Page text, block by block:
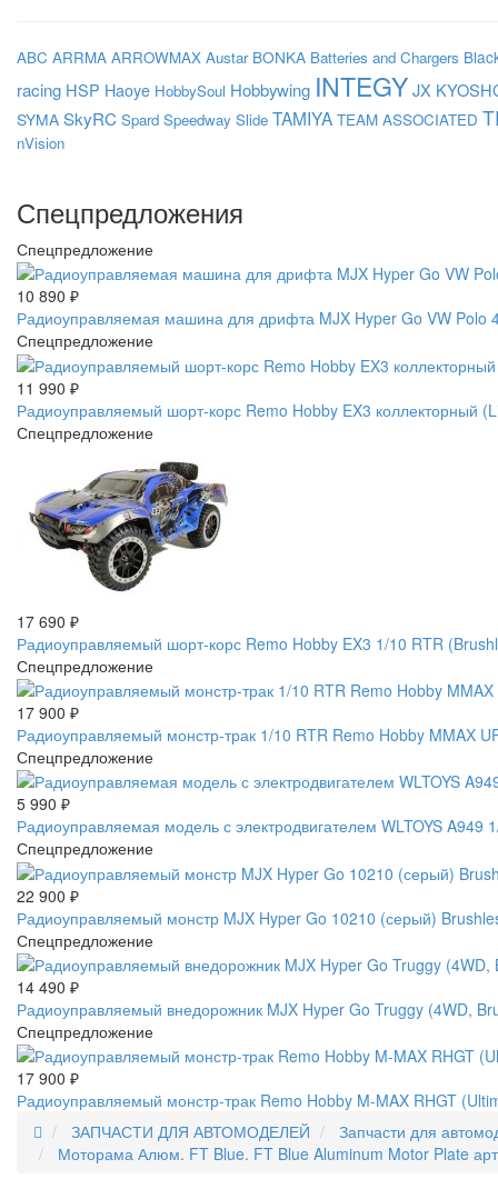
ABC ARRMA ARROWMAX Austar BONKA Batteries and Chargers
racing HSP Haoye HobbySoul Hobbywing INTEGYJX
SYMA SkyRC Spard Speedway Slide TAMIYA TEAM ASSOCIATED
nVision
Спецпредложения
Спецпредложение
10 890 ₽
Радиоуправляемая машина для дрифта MJX Hyper Go VW Polo
Спецпредложение
11 990 ₽
Радиоуправляемый шорт-корс Remo Hobby EX3 коллекторный
Спецпредложение
17 690 ₽
Радиоуправляемый шорт-корс Remo Hobby EX3 1/10 RTR
Спецпредложение
17 900 ₽
Радиоуправляемый монстр-трак 1/10 RTR Remo Hobby MMAX
Спецпредложение
5 990 ₽
Радиоуправляемая модель с электродвигателем WLTOYS A949
Спецпредложение
22 900 ₽
Радиоуправляемый монстр MJX Hyper Go 10210 (серый)
Спецпредложение
14 490 ₽
Радиоуправляемый внедорожник MJX Hyper Go Truggy (4WD,
Спецпредложение
17 900 ₽
Радиоуправляемый монстр-трак Remo Hobby M-MAX RHGT
ЗАПЧАСТИ ДЛЯ АВТОМОДЕЛЕЙ
Запчасти для
Моторама Алюм. FT Blue. FT Blue Aluminum Motor Plate